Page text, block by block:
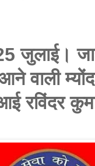
जुलाई।
वाली
रविंदर